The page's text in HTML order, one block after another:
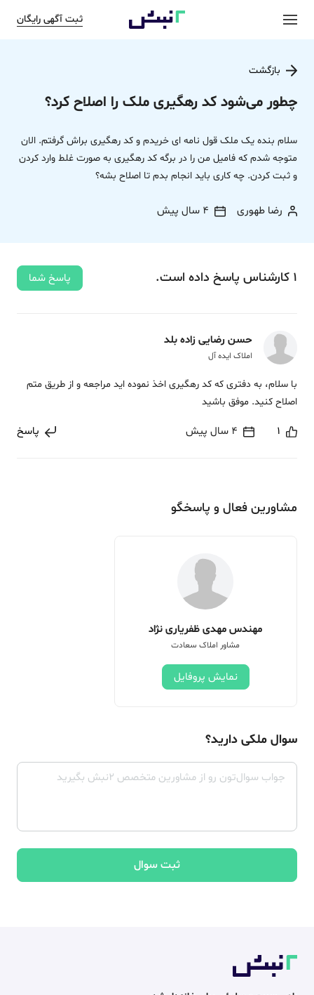
ثبت آگهی رایگان
بازگشت
چطور می‌شود کد رهگیری ملک را اصلاح کرد؟
سلام بنده یک ملک قول نامه ای خریدم و کد رهگیری براش گرفتم. الان
متوجه شدم که فامیل من را در برگه کد رهگیری به صورت غلط وارد کردن
و ثبت کردن. چه کاری باید انجام بدم تا اصلاح بشه؟
رضا طهوری 4 سال پیش
1 کارشناس پاسخ داده‌ است. پاسخ شما
حسن رضایی زاده بلد
املاک ایده آل
با سلام، به دفتری که کد رهگیری اخذ نموده اید مراجعه و از طریق متم
اصلاح کنید. موفق باشید
1 4 سال پیش پاسخ
مشاورین فعال و پاسخگو
مهندس مهدی ظفریاری نژاد
مشاور املاک سعادت
نمایش پروفایل
سوال ملکی دارید؟
ثبت سوال